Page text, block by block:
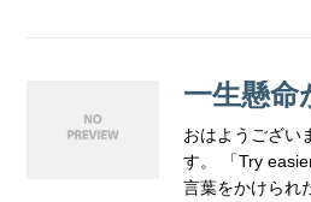
一生懸命
おはようござい
す。 「Try
言葉をかけられ